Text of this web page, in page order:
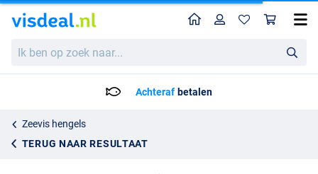
ben
HomeProfiel
Achteraf betalen
Zeevis hengels
TERUG NAAR RESULTAAT
Hart Toro Miura Jig FK 60S Boothengel 1.83m (1-Delig)